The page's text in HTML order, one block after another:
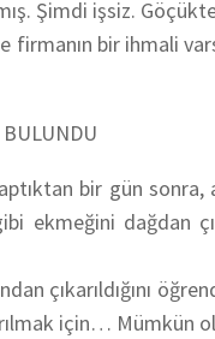
Şimdi işsiz.
firmanın bir ihmali
bir gün
ekmeğini dağdan
çıkarıldığını
için… Mümkün